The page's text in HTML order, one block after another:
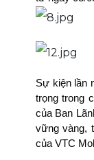
Sự kiện lần
trọng trong
của Ban
vững vàng,
của VTC